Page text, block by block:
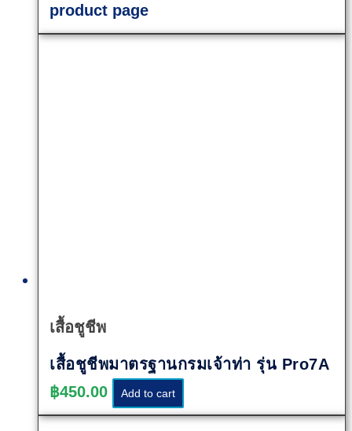
product page
เสื้อชูชีพ
เสื้อชูชีพมาตรฐานกรมเจ้าท่า รุ่น Pro7A
฿450.00 Add to cart